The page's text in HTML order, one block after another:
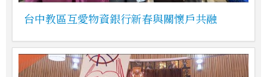
台中教區互愛物資銀行新春與關懷戶共融